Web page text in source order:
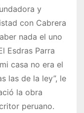
y
con Cabrera
nada el uno
Esdras Parra
casa no era el
las de la ley”, le
la obra
peruano.